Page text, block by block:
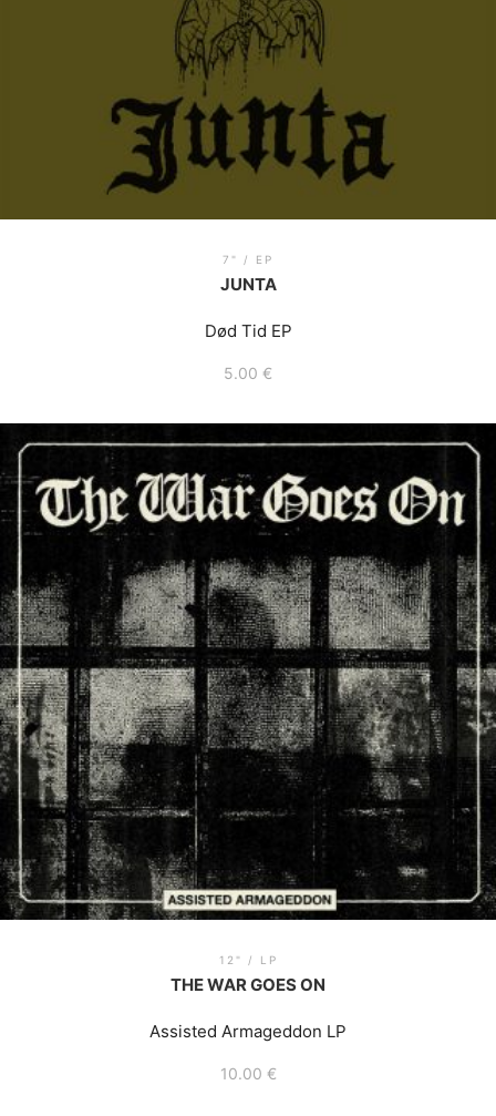
7" / EP
JUNTA
Død Tid EP
5.00 €
12" / LP
THE WAR GOES ON
Assisted Armageddon LP
10.00 €